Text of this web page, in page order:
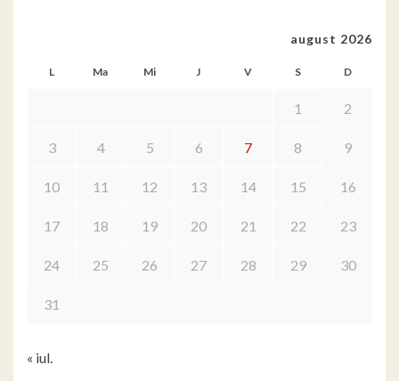
august 2026
L Ma Mi J V S D
1 2
3 4 5 6 7 8 9
10 11 12 13 14 15 16
17 18 19 20 21 22 23
24 25 26 27 28 29 30
31
« iul.